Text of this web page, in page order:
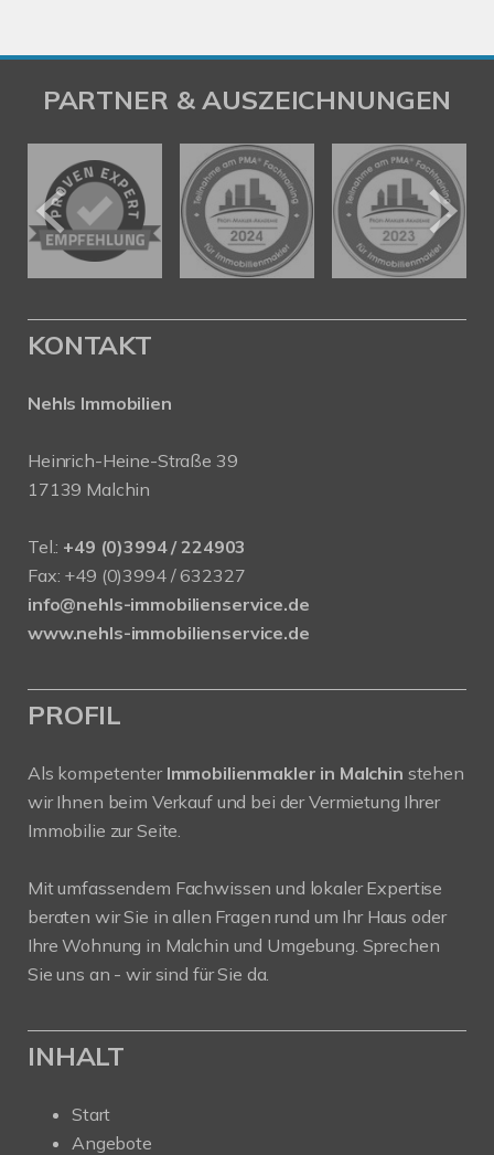
PARTNER & AUSZEICHNUNGEN
KONTAKT
Nehls Immobilien
Heinrich-Heine-Straße 39
17139 Malchin
Tel.: +49 (0)3994 / 224903
Fax: +49 (0)3994 / 632327
info@nehls-immobilienservice.de
www.nehls-immobilienservice.de
PROFIL
Als kompetenter Immobilienmakler in Malchin stehen
wir Ihnen beim Verkauf und bei der Vermietung Ihrer
Immobilie zur Seite.
Mit umfassendem Fachwissen und lokaler Expertise
beraten wir Sie in allen Fragen rund um Ihr Haus oder
Ihre Wohnung in Malchin und Umgebung. Sprechen
Sie uns an - wir sind für Sie da.
INHALT
Start
Angebote